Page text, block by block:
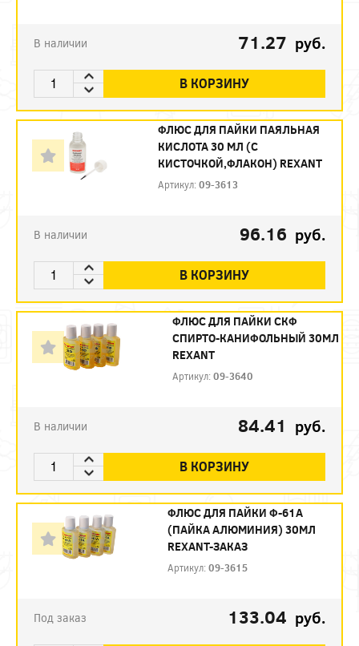
В наличии 71.27 руб.
В КОРЗИНУ
ФЛЮС ДЛЯ ПАЙКИ ПАЯЛЬНАЯ
КИСЛОТА 30 МЛ (С
КИСТОЧКОЙ,ФЛАКОН) REXANT
Артикул:09-3613
В наличии 96.16 руб.
В КОРЗИНУ
ФЛЮС ДЛЯ ПАЙКИ СКФ
СПИРТО-КАНИФОЛЬНЫЙ 30МЛ
REXANT
Артикул:09-3640
В наличии 84.41 руб.
В КОРЗИНУ
ФЛЮС ДЛЯ ПАЙКИ Ф-61А
(ПАЙКА АЛЮМИНИЯ) 30МЛ
REXANT-ЗАКАЗ
Артикул:09-3615
Под заказ 133.04 руб.